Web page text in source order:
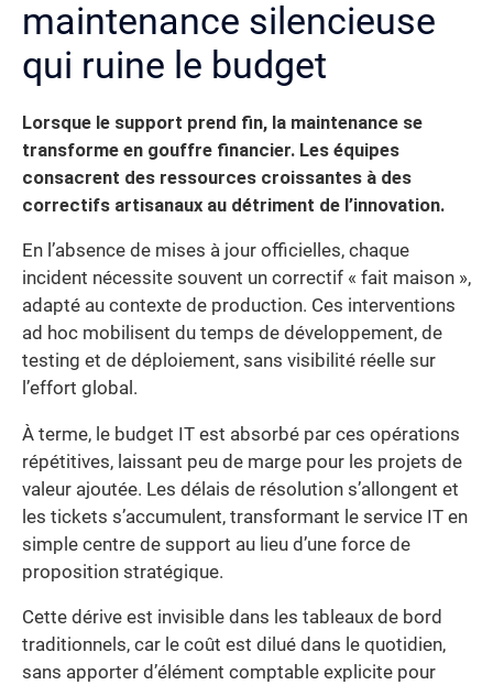
maintenance silencieuse
qui ruine le budget
Lorsque le support prend fin, la maintenance se
transforme en gouffre financier. Les équipes
consacrent des ressources croissantes à des
correctifs artisanaux au détriment de l’innovation.
En l’absence de mises à jour officielles, chaque
incident nécessite souvent un correctif « fait maison »,
adapté au contexte de production. Ces interventions
ad hoc mobilisent du temps de développement, de
testing et de déploiement, sans visibilité réelle sur
l’effort global.
À terme, le budget IT est absorbé par ces opérations
répétitives, laissant peu de marge pour les projets de
valeur ajoutée. Les délais de résolution s’allongent et
les tickets s’accumulent, transformant le service IT en
simple centre de support au lieu d’une force de
proposition stratégique.
Cette dérive est invisible dans les tableaux de bord
traditionnels, car le coût est dilué dans le quotidien,
sans apporter d’élément comptable explicite pour